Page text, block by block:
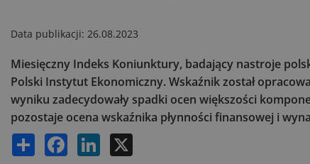
Data publikacji: 26.08.2023
Miesięczny Indeks Koniunktury, badający nastroje
Polski Instytut Ekonomiczny. Wskaźnik został
wyniku zadecydowały spadki ocen większości
pozostaje ocena wskaźnika płynności finansowej i
Share Facebook LinkedIn